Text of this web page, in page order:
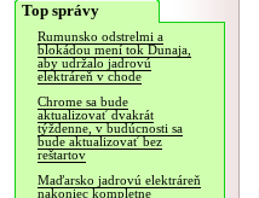
Top správy
Rumunsko odstrelmi a
blokádou mení tok Dunaja,
aby udržalo jadrovú
elektráreň v chode
Chrome sa bude
aktualizovať dvakrát
týždenne, v budúcnosti sa
bude aktualizovať bez
reštartov
Maďarsko jadrovú elektráreň
nakoniec kompletne